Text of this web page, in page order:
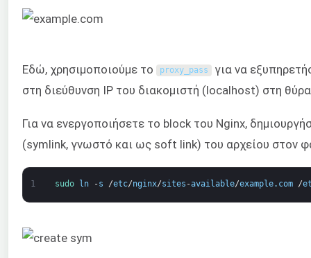
Εδώ, χρησιμοποιούμε το proxy_pass για να
στη διεύθυνση IP του διακομιστή (localhost) στη
Για να ενεργοποιήσετε το block του Nginx,
(symlink, γνωστό και ως soft link) του αρχείου στον
1 sudo ln -s /etc/nginx/sites -available/example. com /